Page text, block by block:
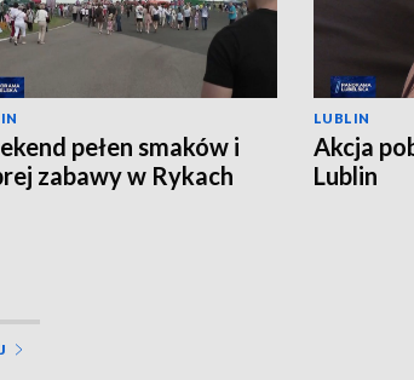
pełen smaków i
zabawy w Rykach
LUBLIN
Akcja
Lublin